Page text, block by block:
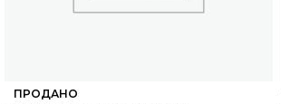
ПРОДАНО